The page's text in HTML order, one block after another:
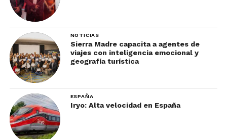
NOTICIAS
Sierra Madre capacita a agentes de
viajes con inteligencia emocional y
geografía turística
ESPAÑA
Iryo: Alta velocidad en España